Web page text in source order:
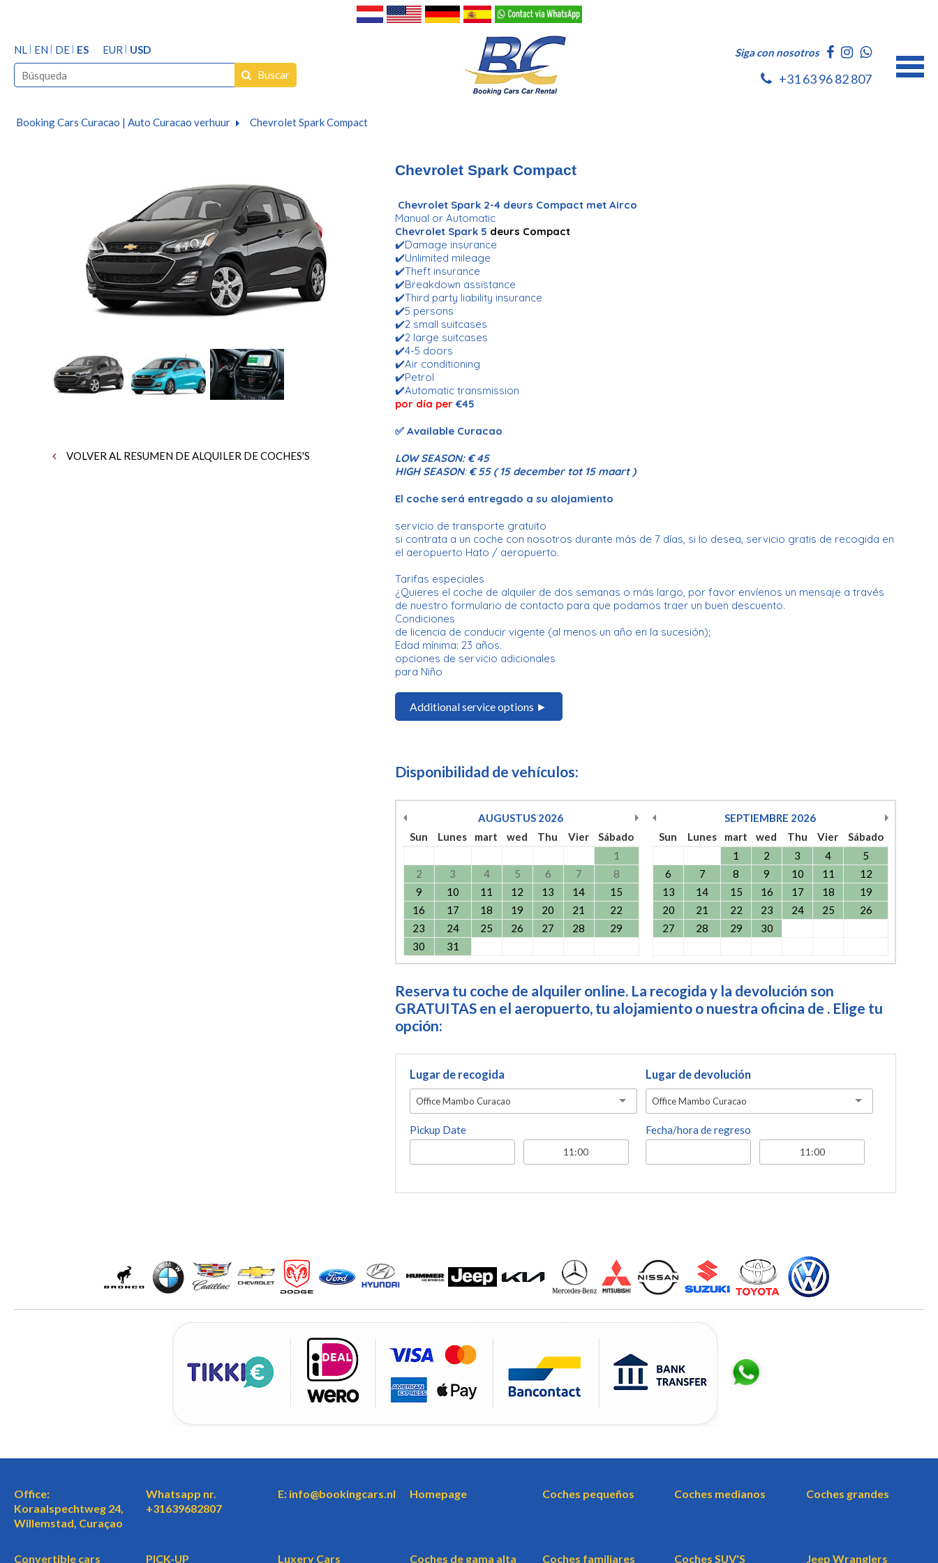
NL EN DE ES EUR
USD
Buscar
Siga con nosotros
+31 63 96 82 807
Booking Cars Curacao | Auto Curacao verhuur Chevrolet Spark Compact
VOLVER AL RESUMEN DE ALQUILER DE COCHES'S
Chevrolet Spark Compact
Chevrolet Spark 2-4 deurs Compact met Airco
Manual or Automatic
Chevrolet Spark 5 deurs Compact
✔️Damage insurance
✔️Unlimited mileage
✔️Theft insurance
✔️Breakdown assistance
✔️Third party liability insurance
✔️5 persons
✔️2 small suitcases
✔️2 large suitcases
✔️4-5 doors
✔️Air conditioning
✔️Petrol
✔️Automatic transmission
por día per €45
✅ Available Curacao
LOW SEASON: € 45
HIGH SEASON: € 55 ( 15 december tot 15 maart )
El coche será entregado a su alojamiento
servicio de transporte gratuito
si contrata a un coche con nosotros durante más de 7 días, si lo desea, servicio gratis de recogida en
el aeropuerto Hato / aeropuerto.
Tarifas especiales
¿Quieres el coche de alquiler de dos semanas o más largo, por favor envíenos un mensaje a través
de nuestro formulario de contacto para que podamos traer un buen descuento.
Condiciones
de licencia de conducir vigente (al menos un año en la sucesión);
Edad mínima: 23 años.
opciones de servicio adicionales
para Niño
Additional service options ►
Disponibilidad de vehículos:
AUGUSTUS 2026
Sun
Lunes mart wed Thu Vier
Sábado
1
2
3 4 5 6 7
8
9
10 11 12 13 14
15
16
17 18 19 20 21
22
23
24 25 26 27 28
29
30
31
SEPTIEMBRE 2026
Sun
Lunes mart wed Thu Vier
Sábado
1
2 3 4
5
6
7 8 9 10 11
12
13
14 15 16 17 18
19
20
21 22 23 24 25
26
27
28 29 30
Reserva tu coche de alquiler online. La recogida y la devolución son
GRATUITAS en el aeropuerto, tu alojamiento o nuestra oficina de . Elige tu
opción:
Lugar de recogida
Office Mambo Curacao
Pickup Date
Lugar de devolución
Office Mambo Curacao
Fecha/hora de regreso
Office:
Koraalspechtweg 24,
Willemstad, Curaçao
Whatsapp nr.
+31639682807
E: info@bookingcars.nl Homepage Coches pequeños Coches medianos Coches grandes
Convertible cars PICK-UP Luxery Cars Coches de gama alta Coches familiares Coches SUV'S Jeep Wranglers